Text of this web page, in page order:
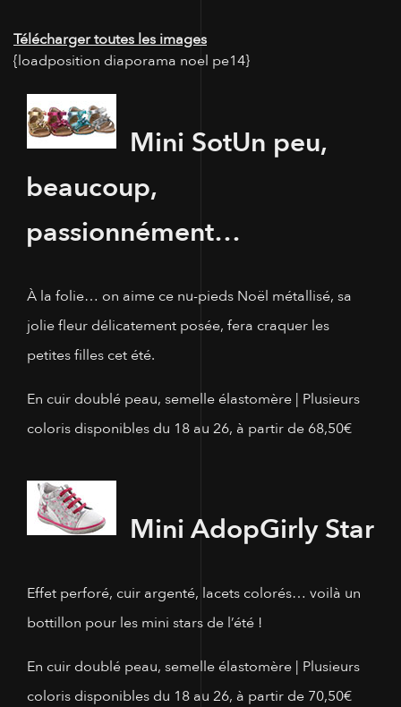
Télécharger toutes les images
{loadposition diaporama noel pe14}
Mini SotUn peu,
beaucoup,
passionnément…
À la folie… on aime ce nu-pieds Noël métallisé, sa
jolie fleur délicatement posée, fera craquer les
petites filles cet été.
En cuir doublé peau, semelle élastomère | Plusieurs
coloris disponibles du 18 au 26, à partir de 68,50€
Mini AdopGirly Star
Effet perforé, cuir argenté, lacets colorés… voilà un
bottillon pour les mini stars de l’été !
En cuir doublé peau, semelle élastomère | Plusieurs
coloris disponibles du 18 au 26, à partir de 70,50€